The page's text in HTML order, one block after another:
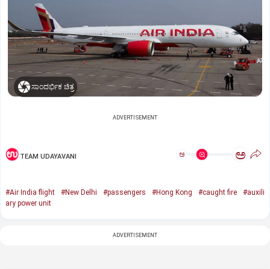
ಸಾಂದರ್ಭಿಕ ಚಿತ್ರ
ADVERTISEMENT
TEAM UDAYAVANI ಅ ಅ
#Air India flight #New Delhi #passengers #Hong Kong #caught fire
#auxili
ary power unit
ADVERTISEMENT